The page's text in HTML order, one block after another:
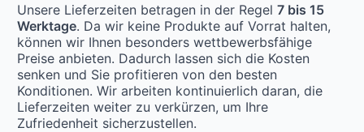
Unsere Lieferzeiten betragen in der Regel 7 bis 15
Werktage. Da wir keine Produkte auf Vorrat halten,
können wir Ihnen besonders wettbewerbsfähige
Preise anbieten. Dadurch lassen sich die Kosten
senken und Sie profitieren von den besten
Konditionen. Wir arbeiten kontinuierlich daran, die
Lieferzeiten weiter zu verkürzen, um Ihre
Zufriedenheit sicherzustellen.